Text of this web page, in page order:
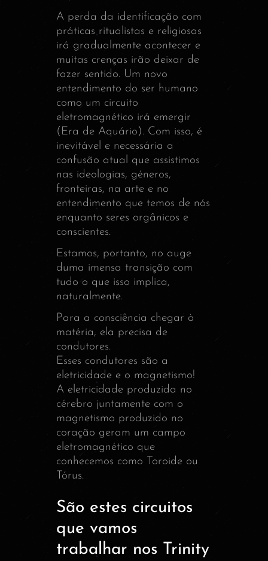
A perda da identificação com
práticas ritualistas e religiosas
irá gradualmente acontecer e
muitas crenças irão deixar de
fazer sentido. Um novo
entendimento do ser humano
como um circuito
eletromagnético irá emergir
(Era de Aquário). Com isso, é
inevitável e necessária a
confusão atual que assistimos
nas ideologias, géneros,
fronteiras, na arte e no
entendimento que temos de nós
enquanto seres orgânicos e
conscientes.
Estamos, portanto, no auge
duma imensa transição com
tudo o que isso implica,
naturalmente.
Para a consciência chegar à
matéria, ela precisa de
condutores.
Esses condutores são a
eletricidade e o magnetismo!
A eletricidade produzida no
cérebro juntamente com o
magnetismo produzido no
coração geram um campo
eletromagnético que
conhecemos como Toroide ou
Tórus.
São estes circuitos
que vamos
trabalhar nos Trinity